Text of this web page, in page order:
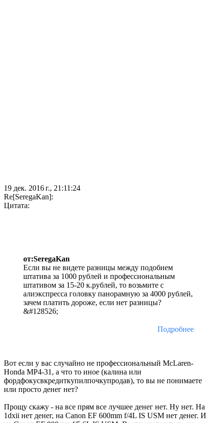
19 дек. 2016 г., 21:11:24
Re[SeregaKan]:
Цитата:
от:SeregaKan
Если вы не видете разницы между подобием
штатива за 1000 рублей и профессиональным
штативом за 15-20 к.рублей, то возьмите с
алиэкспресса головку панорамную за 4000 рублей,
зачем платить дороже, если нет разницы?
&#128526;
Подробнее
Вот если у вас случайно не профессиональный McLaren-
Honda MP4-31, а что то иное (калина или
фордфокусвкредиткупилпочкупродав), то вы не понимаете
или просто денег нет?
Прощу скажу - на все прям все лучшее денег нет. Ну нет. На
1dxii нет денег, на Canon EF 600mm f/4L IS USM нет денег. И